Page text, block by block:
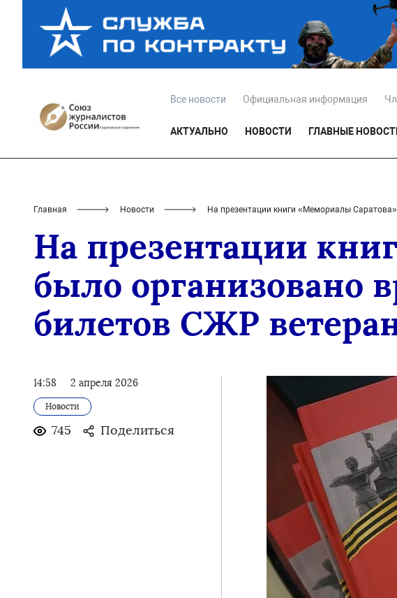
Все новости Официальная информация
АКТУАЛЬНО НОВОСТИ ГЛАВНЫЕ
Главная Новости На презентации книги «Мемориалы
На презентации
было организовано
билетов СЖР
14:58 2 апреля 2026
Новости
745 Поделиться